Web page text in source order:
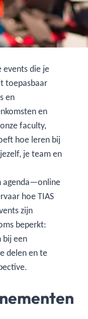
events die je
toepasbaar
en
en
faculty,
hoe leren bij
je team en
agenda—online
hoe TIAS
zijn
beperkt:
bij een
delen en te